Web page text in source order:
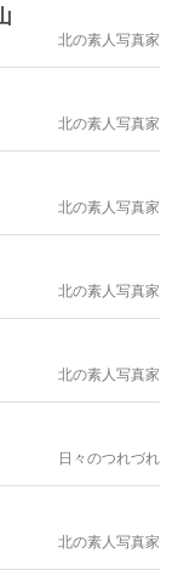
北の素人写真家
北の素人写真家
北の素人写真家
北の素人写真家
北の素人写真家
日々のつれづれ
北の素人写真家